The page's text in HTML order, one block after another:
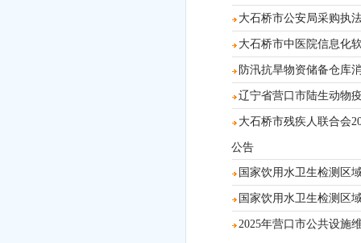
大石桥市公安局采购执
大石桥市中医院信息化
防汛抗旱物资储备仓库
辽宁省营口市陆生动物
大石桥市残疾人联合会
公告
国家饮用水卫生检测区
国家饮用水卫生检测区
2025年营口市公共设施